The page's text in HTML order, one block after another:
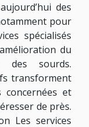
des
pour
spécialisés
du
des sourds.
transforment
concernées et
de près.
Les services